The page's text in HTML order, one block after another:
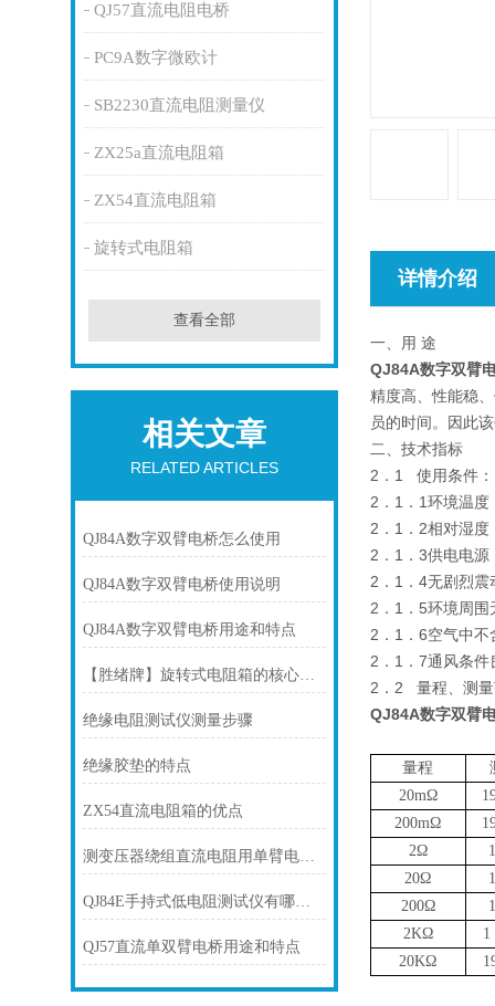
QJ57直流电阻电桥
PC9A数字微欧计
SB2230直流电阻测量仪
ZX25a直流电阻箱
ZX54直流电阻箱
旋转式电阻箱
查看全部
相关文章
RELATED ARTICLES
QJ84A数字双臂电桥怎么使用
QJ84A数字双臂电桥使用说明
QJ84A数字双臂电桥用途和特点
【胜绪牌】旋转式电阻箱的核心原理与结构
绝缘电阻测试仪测量步骤
绝缘胶垫的特点
ZX54直流电阻箱的优点
测变压器绕组直流电阻用单臂电桥还是双臂电桥？
QJ84E手持式低电阻测试仪有哪些特点
QJ57直流单双臂电桥用途和特点
详情介绍
一、用 途
QJ84A数字双臂
精度高、性能稳
员的时间。因此
二、技术指标
2．1 使用条件：
2．1．1环境温
2．1．2相对湿度
2．1．3供电电
2．1．4无剧烈震
2．1．5环境周围
2．1．6空气中
2．1．7通风条件
2．2 量程、测量
QJ84A数字双臂
量程
20mΩ
200mΩ
2Ω
1
20Ω
200Ω
2KΩ 1
20KΩ